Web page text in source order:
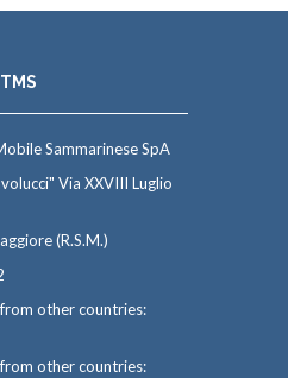
Sammarinese SpA
Via XXVIII Luglio
(R.S.M.)
other countries:
other countries: